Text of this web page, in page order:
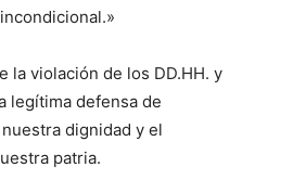
la violación de los DD.HH. y
legítima defensa de
dignidad y el
patria.